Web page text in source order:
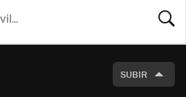
SUBIR